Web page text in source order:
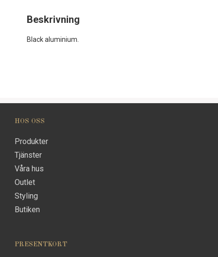
Beskrivning
Black aluminium.
HOS OSS
Produkter
Tjänster
Våra hus
Outlet
Styling
Butiken
PRESENTKORT